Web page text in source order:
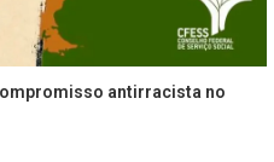
antirracista no